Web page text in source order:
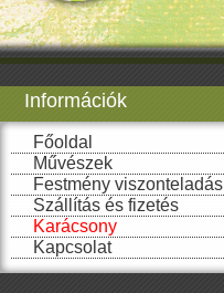
Információk
Főoldal
Művészek
Festmény viszonteladás
Szállítás és fizetés
Karácsony
Kapcsolat